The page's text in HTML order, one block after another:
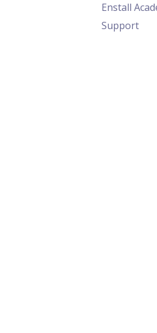
Enstall
Support